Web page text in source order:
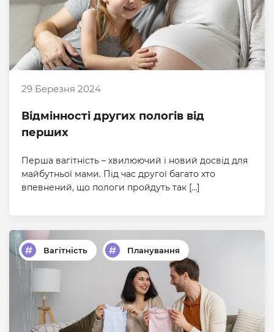
29 Березня 2024
Відмінності других пологів від
перших
Перша вагітність – хвилюючий і новий досвід для
майбутньої мами. Під час другої багато хто
впевнений, що пологи пройдуть так […]
Вагітність Планування